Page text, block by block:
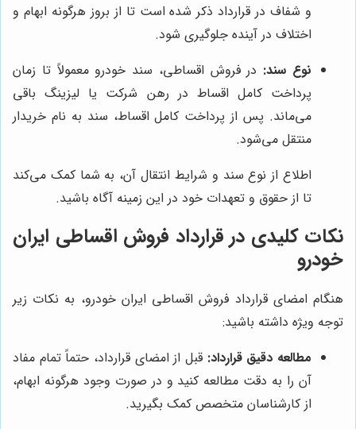
و شفاف در قرارداد ذکر شده است تا از بروز هرگونه ابهام و
اختلاف در آینده جلوگیری شود.
نوع سند: در فروش اقساطی، سند خودرو معمولاً تا زمان
پرداخت کامل اقساط در رهن شرکت یا لیزینگ باقی
می‌ماند. پس از پرداخت کامل اقساط، سند به نام خریدار
منتقل می‌شود.
اطلاع از نوع سند و شرایط انتقال آن، به شما کمک می‌کند
تا از حقوق و تعهدات خود در این زمینه آگاه باشید.
نکات کلیدی در قرارداد فروش اقساطی ایران
خودرو
هنگام امضای قرارداد فروش اقساطی ایران خودرو، به نکات زیر
توجه ویژه داشته باشید:
مطالعه دقیق قرارداد: قبل از امضای قرارداد، حتماً تمام مفاد
آن را به دقت مطالعه کنید و در صورت وجود هرگونه ابهام،
از کارشناسان متخصص کمک بگیرید.